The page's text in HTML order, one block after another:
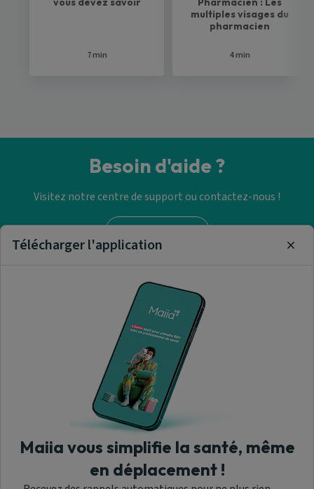
7 min
multiples visages du
pharmacien
4 min
Besoin d'aide ?
Visitez notre centre de support ou contactez-nous !
Aide & Contact
Trouver un pharmacie
Nos articles et informations
A propos de nous
Télécharger l'application
Maiia vous simplifie la santé, même
en déplacement !